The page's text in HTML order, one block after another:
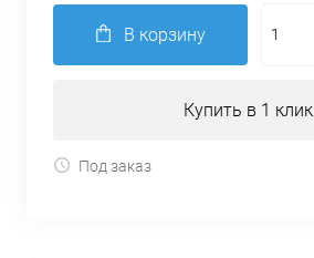
В корзину
Купить в 1 клик
Под заказ